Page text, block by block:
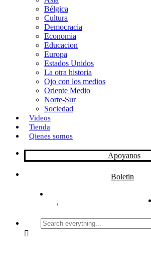
i
r
Bélgica
Cultura
Democracia
Economia
Educacion
Europa
Estados Unidos
La otra historia
Ojo con los medios
Oriente Medio
Norte-Sur
Sociedad
Videos
Tienda
Qienes somos
Apoyanos
Boletin
Search
everything...